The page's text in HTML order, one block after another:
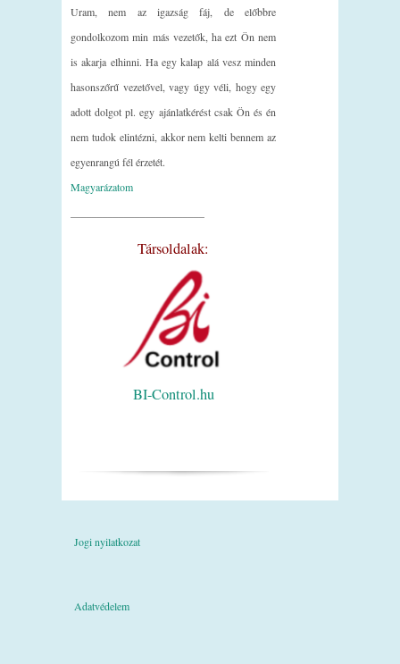
Uram, nem az igazság fáj, de előbbre
gondolkozom min más vezetők, ha ezt Ön nem
is akarja elhinni. Ha egy kalap alá vesz minden
hasonszőrű vezetővel, vagy úgy véli, hogy egy
adott dolgot pl. egy ajánlatkérést csak Ön és én
nem tudok elintézni, akkor nem kelti bennem az
egyenrangú fél érzetét.
Magyarázatom
Társoldalak:
BI-Control.hu
Jogi nyilatkozat
Adatvédelem